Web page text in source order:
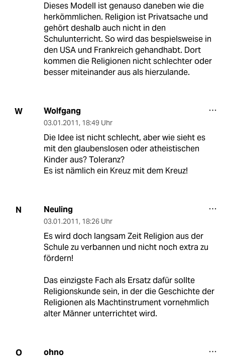
Dieses Modell ist genauso daneben wie die
herkömmlichen. Religion ist Privatsache und
gehört deshalb auch nicht in den
Schulunterricht. So wird das bespielsweise in
den USA und Frankreich gehandhabt. Dort
kommen die Religionen nicht schlechter oder
besser miteinander aus als hierzulande.
W Wolfgang
03.01.2011, 18:49 Uhr
Die Idee ist nicht schlecht, aber wie sieht es
mit den glaubenslosen oder atheistischen
Kinder aus? Toleranz?
Es ist nämlich ein Kreuz mit dem Kreuz!
N Neuling
03.01.2011, 18:26 Uhr
Es wird doch langsam Zeit Religion aus der
Schule zu verbannen und nicht noch extra zu
fördern!
Das einzigste Fach als Ersatz dafür sollte
Religionskunde sein, in der die Geschichte der
Religionen als Machtinstrument vornehmlich
alter Männer unterrichtet wird.
O ohno